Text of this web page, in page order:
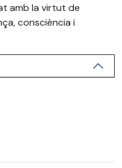
amb la virtut de
consciència i